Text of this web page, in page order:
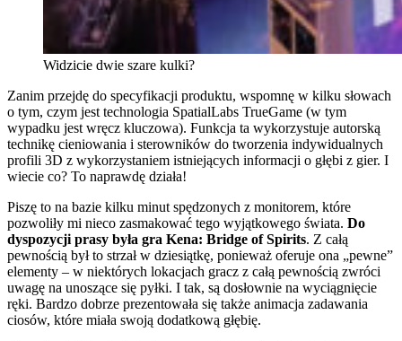
Widzicie dwie szare kulki?
Zanim przejdę do specyfikacji produktu, wspomnę w kilku słowach
o tym, czym jest technologia SpatialLabs TrueGame (w tym
wypadku jest wręcz kluczowa). Funkcja ta wykorzystuje autorską
technikę cieniowania i sterowników do tworzenia indywidualnych
profili 3D z wykorzystaniem istniejących informacji o głębi z gier. I
wiecie co? To naprawdę działa!
Piszę to na bazie kilku minut spędzonych z monitorem, które
pozwoliły mi nieco zasmakować tego wyjątkowego świata. Do
dyspozycji prasy była gra Kena: Bridge of Spirits. Z całą
pewnością był to strzał w dziesiątkę, ponieważ oferuje ona „pewne”
elementy – w niektórych lokacjach gracz z całą pewnością zwróci
uwagę na unoszące się pyłki. I tak, są dosłownie na wyciągnięcie
ręki. Bardzo dobrze prezentowała się także animacja zadawania
ciosów, które miała swoją dodatkową głębię.